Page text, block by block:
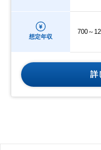
想定年収
700～
詳